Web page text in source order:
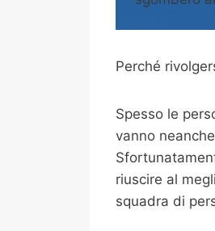
Perché
Spesso le
vanno
riuscire al
squadra di